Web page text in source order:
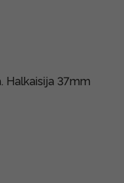
Halkaisija 37mm